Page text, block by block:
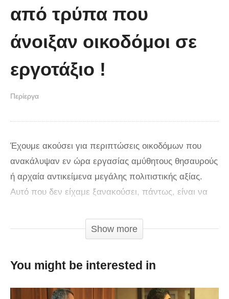
10 από τα πιο ασυνήθιστα
ουρανό
από τρύπα που
άνοιξαν οικοδόμοι σε
εργοτάξιο !
Περίεργα
Έχουμε ακούσει για περιπτώσεις οικοδόμων που
ανακάλυψαν εν ώρα εργασίας αμύθητους θησαυρούς
ή αρχαία αντικείμενα μεγάλης πολιτιστικής αξίας.
Αυτό που δεν είχαμε ξανακούσει, πάντως, είναι να
που ανοίγουν τρύπες με το γεωτρύπανο σε κάποιο
εργοτάξιο. Αυτό ακριβώς φαίνεται πως συνέβη σε μια
οι οποίοι εργάζονταν στην κωμόπολη Μπολού, στα
Show more
You might be interested in